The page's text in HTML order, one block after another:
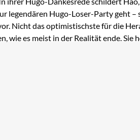
legendären Hugo-Loser-Party geht
Nicht das optimistischste für die
wie es meist in der Realität ende.